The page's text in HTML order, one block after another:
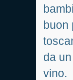
buon
da
vino.